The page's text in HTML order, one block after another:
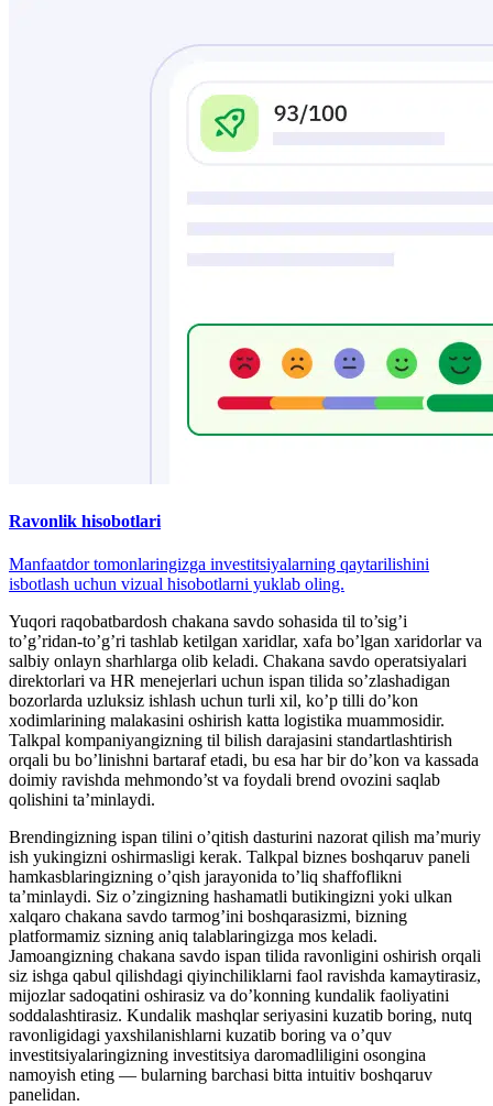
Ravonlik hisobotlari
Manfaatdor tomonlaringizga investitsiyalarning qaytarilishini
isbotlash uchun vizual hisobotlarni yuklab oling.
Yuqori raqobatbardosh chakana savdo sohasida til to’sig’i
to’g’ridan-to’g’ri tashlab ketilgan xaridlar, xafa bo’lgan xaridorlar va
salbiy onlayn sharhlarga olib keladi. Chakana savdo operatsiyalari
direktorlari va HR menejerlari uchun ispan tilida so’zlashadigan
bozorlarda uzluksiz ishlash uchun turli xil, ko’p tilli do’kon
xodimlarining malakasini oshirish katta logistika muammosidir.
Talkpal kompaniyangizning til bilish darajasini standartlashtirish
orqali bu bo’linishni bartaraf etadi, bu esa har bir do’kon va kassada
doimiy ravishda mehmondo’st va foydali brend ovozini saqlab
qolishini ta’minlaydi.
Brendingizning ispan tilini o’qitish dasturini nazorat qilish ma’muriy
ish yukingizni oshirmasligi kerak. Talkpal biznes boshqaruv paneli
hamkasblaringizning o’qish jarayonida to’liq shaffoflikni
ta’minlaydi. Siz o’zingizning hashamatli butikingizni yoki ulkan
xalqaro chakana savdo tarmog’ini boshqarasizmi, bizning
platformamiz sizning aniq talablaringizga mos keladi.
Jamoangizning chakana savdo ispan tilida ravonligini oshirish orqali
siz ishga qabul qilishdagi qiyinchiliklarni faol ravishda kamaytirasiz,
mijozlar sadoqatini oshirasiz va do’konning kundalik faoliyatini
soddalashtirasiz. Kundalik mashqlar seriyasini kuzatib boring, nutq
ravonligidagi yaxshilanishlarni kuzatib boring va o’quv
investitsiyalaringizning investitsiya daromadliligini osongina
namoyish eting — bularning barchasi bitta intuitiv boshqaruv
panelidan.